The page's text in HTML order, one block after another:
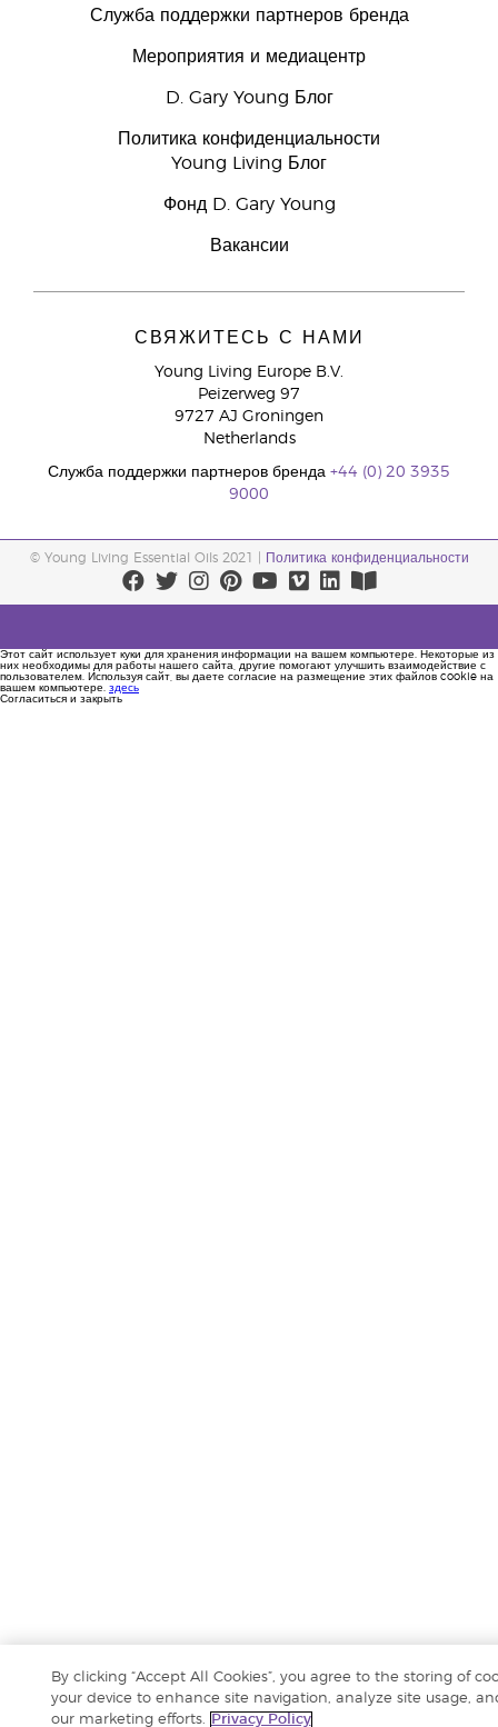
Служба поддержки партнеров бренда
Мероприятия и медиацентр
D. Gary Young Блог
Политика конфиденциальности
Young Living Блог
Фонд D. Gary Young
Вакансии
СВЯЖИТЕСЬ С НАМИ
Young Living Europe B.V.
Peizerweg 97
9727 AJ Groningen
Netherlands
Служба поддержки партнеров бренда +44 (0) 20 3935
9000
© Young Living Essential Oils 2021 | Политика конфиденциальности
Этот сайт использует куки для хранения информации на вашем компьютере. Некоторые из
них необходимы для работы нашего сайта, другие помогают улучшить взаимодействие с
пользователем. Используя сайт, вы даете согласие на размещение этих файлов cookie на
вашем компьютере. здесь
Согласиться и закрыть
By clicking “Accept All Cookies”, you agree to the storing of
your device to enhance site navigation, analyze site usage,
our marketing efforts.
Privacy Policy